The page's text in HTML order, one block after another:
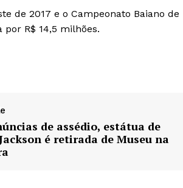
de 2017 e o Campeonato Baiano de
R$ 14,5 milhões.
de assédio, estátua de
é retirada de Museu na